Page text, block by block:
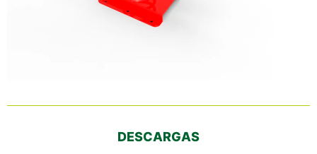
DESCARGAS